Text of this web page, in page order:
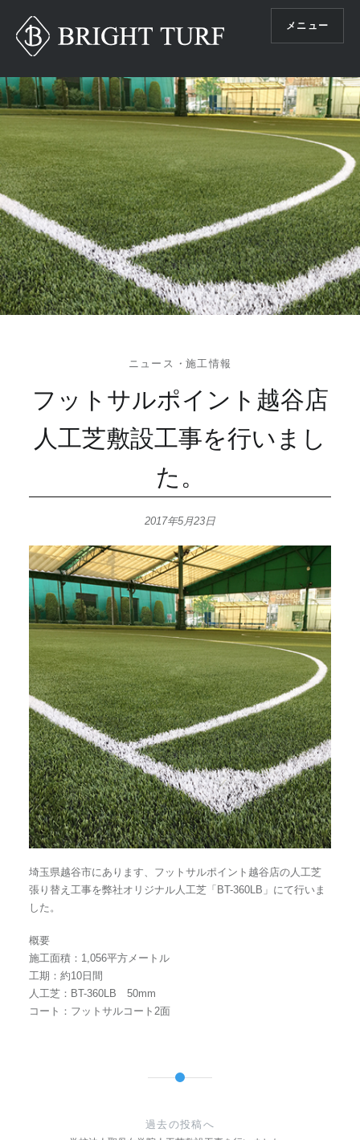
ツ
へ
キ
ッ
プ
メニュー
ニュース ・施工情報
フットサルポイント越谷店
人工芝敷設工事を行いまし
た。
2017年5月23日
埼玉県越谷市にあります、フットサルポイント越谷店の人工芝
張り替え工事を弊社オリジナル人工芝「BT-360LB」にて行いま
した。
概要
施工面積：1,056平方メートル
工期：約10日間
人工芝：BT-360LB 50mm
コート：フットサルコート2面
過去の投稿へ